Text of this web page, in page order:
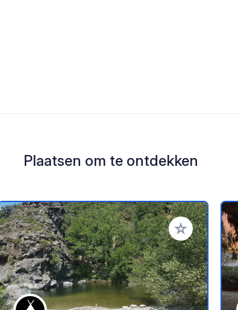
Plaatsen om te ontdekken
je favorieten Voeg toe aan